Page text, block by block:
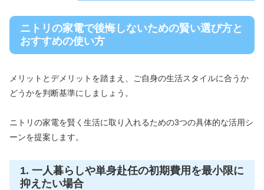
ニトリの家電で後悔しないための賢い選び方と
おすすめの使い方
メリットとデメリットを踏まえ、ご自身の生活スタイルに合うか
どうかを判断基準にしましょう。
ニトリの家電を賢く生活に取り入れるための3つの具体的な活用シ
ーンを提案します。
1. 一人暮らしや単身赴任の初期費用を最小限に
抑えたい場合